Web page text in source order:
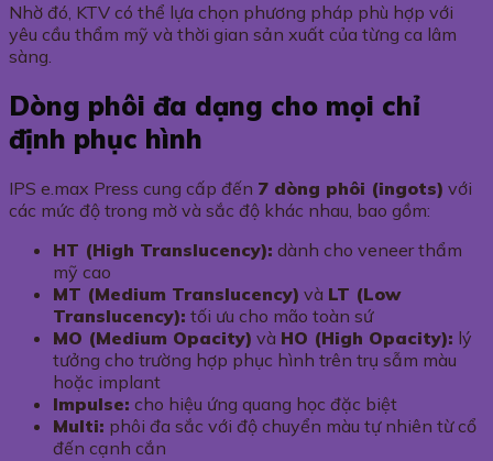
Nhờ đó, KTV có thể lựa chọn phương pháp phù hợp với
yêu cầu thẩm mỹ và thời gian sản xuất của từng ca lâm
sàng.
Dòng phôi đa dạng cho mọi chỉ
định phục hình
IPS e.max Press cung cấp đến 7 dòng phôi (ingots) với
các mức độ trong mờ và sắc độ khác nhau, bao gồm:
HT (High Translucency): dành cho veneer thẩm
mỹ cao
MT (Medium Translucency) và LT (Low
Translucency): tối ưu cho mão toàn sứ
MO (Medium Opacity) và HO (High Opacity): lý
tưởng cho trường hợp phục hình trên trụ sẫm màu
hoặc implant
Impulse: cho hiệu ứng quang học đặc biệt
Multi: phôi đa sắc với độ chuyển màu tự nhiên từ cổ
đến cạnh cắn